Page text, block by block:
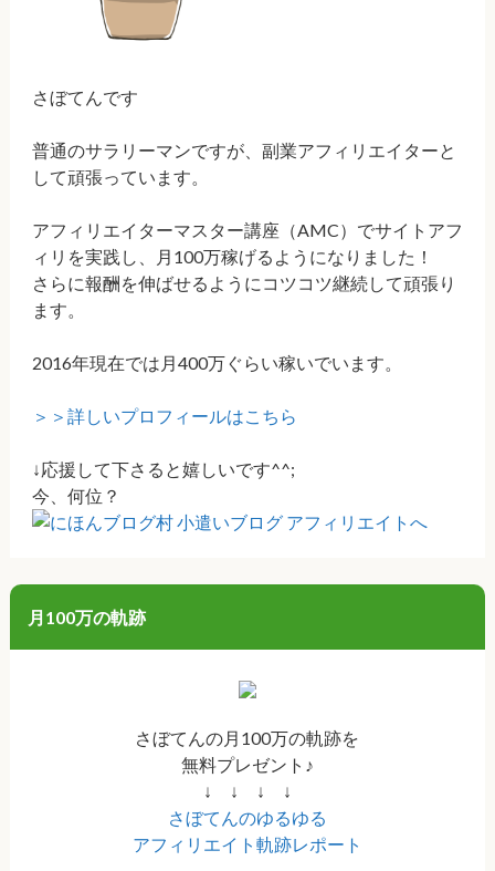
さぼてんです
普通のサラリーマンですが、副業アフィリエイターと
して頑張っています。
アフィリエイターマスター講座（AMC）でサイトアフ
ィリを実践し、月100万稼げるようになりました！
さらに報酬を伸ばせるようにコツコツ継続して頑張り
ます。
2016年現在では月400万ぐらい稼いでいます。
＞＞詳しいプロフィールはこちら
↓応援して下さると嬉しいです^^;
今、何位？
月100万の軌跡
さぼてんの月100万の軌跡を
無料プレゼント♪
↓ ↓ ↓ ↓
さぼてんのゆるゆる
アフィリエイト軌跡レポート